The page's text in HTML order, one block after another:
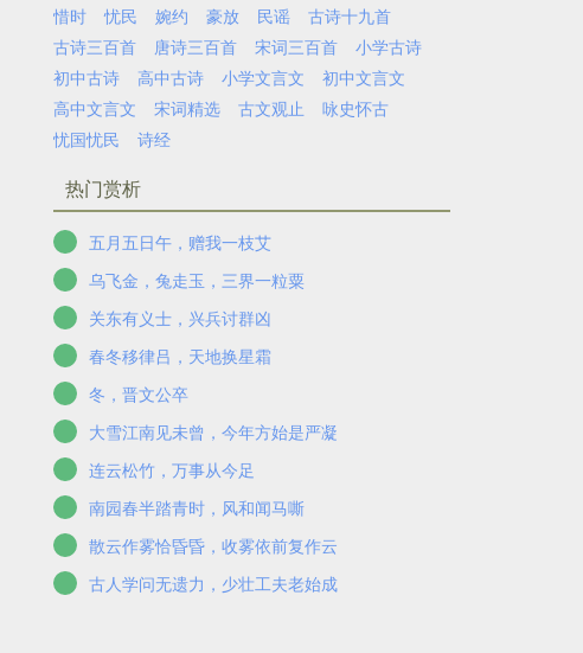
惜时
忧民 婉约 豪放 民谣
古诗十九首
古诗三百首
唐诗三百首 宋词三百首
小学古诗
初中古诗
高中古诗 小学文言文
初中文言文
高中文言文
宋词精选 古文观止
咏史怀古
忧国忧民
诗经
热门赏析
五月五日午，赠我一枝艾
乌飞金，兔走玉，三界一粒粟
关东有义士，兴兵讨群凶
春冬移律吕，天地换星霜
冬，晋文公卒
大雪江南见未曾，今年方始是严凝
连云松竹，万事从今足
南园春半踏青时，风和闻马嘶
散云作雾恰昏昏，收雾依前复作云
古人学问无遗力，少壮工夫老始成